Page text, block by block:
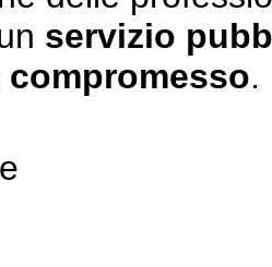
servizio
compromesso.